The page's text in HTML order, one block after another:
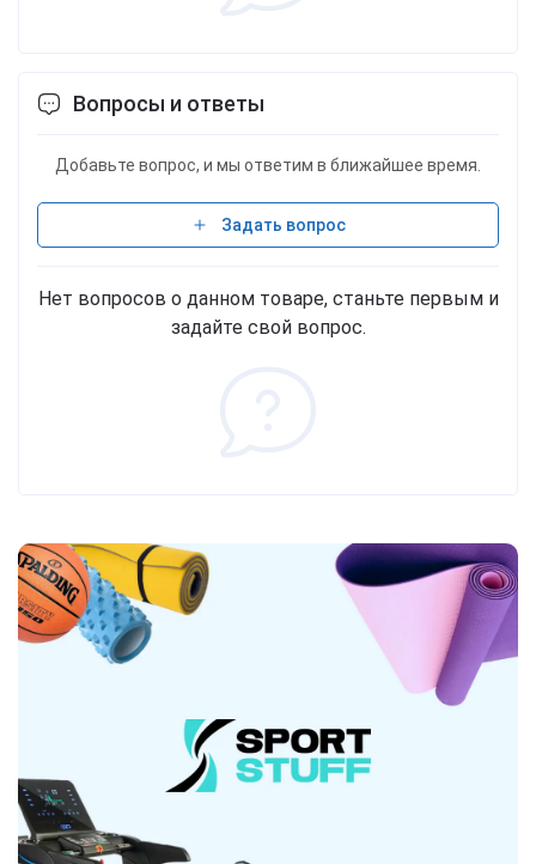
Вопросы и ответы
Добавьте вопрос, и мы ответим в ближайшее время.
Задать вопрос
Нет вопросов о данном товаре, станьте первым и
задайте свой вопрос.